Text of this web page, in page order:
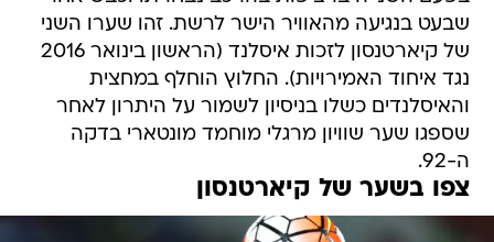
שבעט בנגיעה מהאוויר הישר לרשת. זהו שערו השני
של קיארטנסון לזכות איסלנד (הראשון בינואר 2016
נגד איחוד האמירויות). החלוץ הוחלף במחצית
והאיסלנדים כשלו בניסיון לשמור על היתרון לאחר
שספגו שער שוויון מרגלי מוחמד מונטארי בדקה
ה-92.
צפו בשער של קיארטנסון